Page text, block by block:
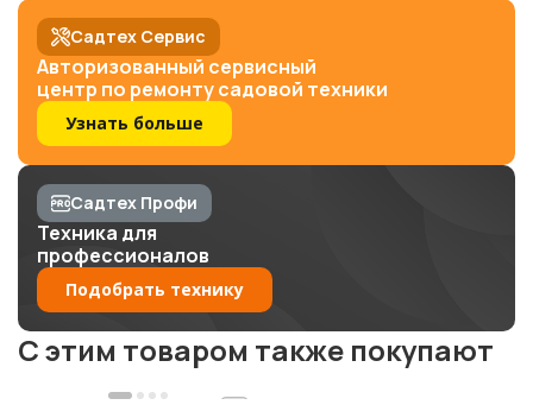
Садтех Сервис
Авторизованный сервисный
центр по ремонту садовой техники
Узнать больше
Садтех Профи
Техника для
профессионалов
Подобрать технику
C этим товаром также покупают